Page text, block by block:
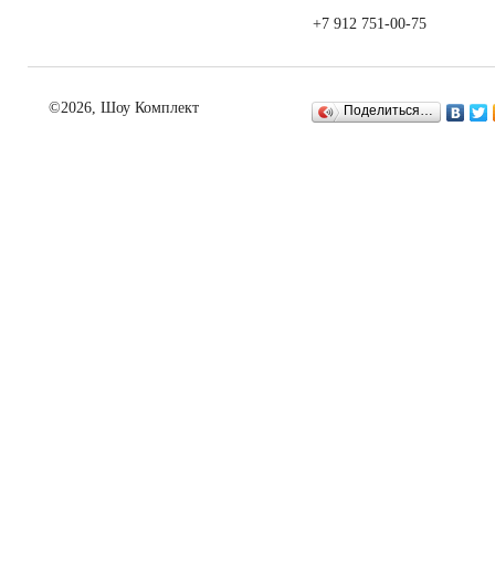
+7 912 751-00-75
©2026, Шоу Комплект Поделиться…